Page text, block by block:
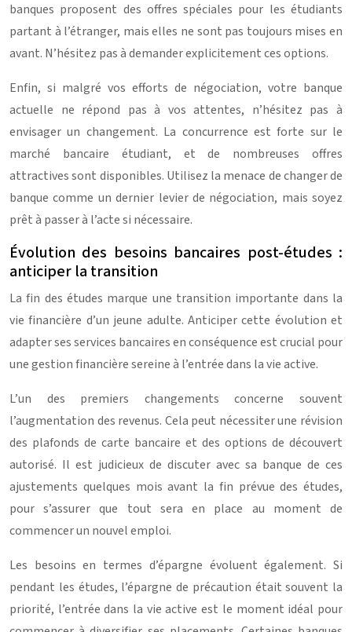
banques proposent des offres spéciales pour les étudiants
partant à l’étranger, mais elles ne sont pas toujours mises en
avant. N’hésitez pas à demander explicitement ces options.
Enfin, si malgré vos efforts de négociation, votre banque
actuelle ne répond pas à vos attentes, n’hésitez pas à
envisager un changement. La concurrence est forte sur le
marché bancaire étudiant, et de nombreuses offres
attractives sont disponibles. Utilisez la menace de changer de
banque comme un dernier levier de négociation, mais soyez
prêt à passer à l’acte si nécessaire.
Évolution des besoins bancaires post-études :
anticiper la transition
La fin des études marque une transition importante dans la
vie financière d’un jeune adulte. Anticiper cette évolution et
adapter ses services bancaires en conséquence est crucial pour
une gestion financière sereine à l’entrée dans la vie active.
L’un des premiers changements concerne souvent
l’augmentation des revenus. Cela peut nécessiter une révision
des plafonds de carte bancaire et des options de découvert
autorisé. Il est judicieux de discuter avec sa banque de ces
ajustements quelques mois avant la fin prévue des études,
pour s’assurer que tout sera en place au moment de
commencer un nouvel emploi.
Les besoins en termes d’épargne évoluent également. Si
pendant les études, l’épargne de précaution était souvent la
priorité, l’entrée dans la vie active est le moment idéal pour